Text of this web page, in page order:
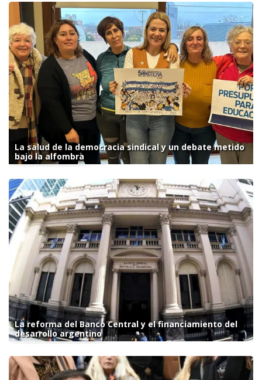
La salud de la democracia sindical y un debate metido
bajo la alfombra
La reforma del Banco Central y el financiamiento del
desarrollo argentino